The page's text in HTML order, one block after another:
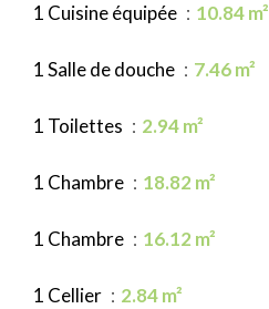
1 Cuisine équipée 10.84 m²
1 Salle de douche 7.46 m²
1 Toilettes 2.94 m²
1 Chambre 18.82 m²
1 Chambre 16.12 m²
1 Cellier 2.84 m²